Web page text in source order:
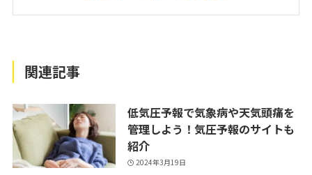
関連記事
低気圧予報で気象病や天気頭痛を
管理しよう！気圧予報のサイトも
紹介
2024年3月19日